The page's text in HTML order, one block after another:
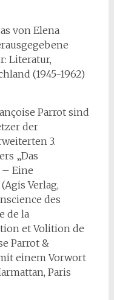
von Elena
Literatur,
(1945-1962)
Parrot sind
der
3.
„Das
Eine
Verlag,
des
de la
et Volition de
Parrot &
einem Vorwort
Paris